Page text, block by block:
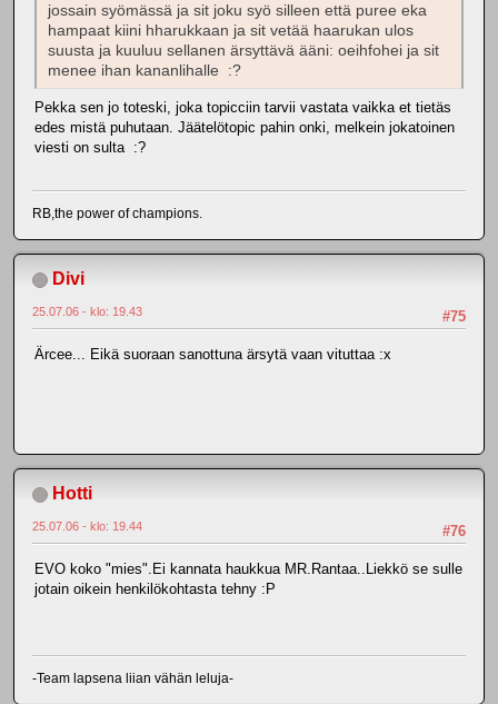
jossain syömässä ja sit joku syö silleen että puree eka
hampaat kiini hharukkaan ja sit vetää haarukan ulos
suusta ja kuuluu sellanen ärsyttävä ääni: oeihfohei ja sit
menee ihan kananlihalle :?
Pekka sen jo toteski, joka topicciin tarvii vastata vaikka et tietäs
edes mistä puhutaan. Jäätelötopic pahin onki, melkein jokatoinen
viesti on sulta :?
RB,the power of champions.
Divi
#75
25.07.06 - klo: 19.43
Ärcee... Eikä suoraan sanottuna ärsytä vaan vituttaa :x
Hotti
#76
25.07.06 - klo: 19.44
EVO koko "mies".Ei kannata haukkua MR.Rantaa..Liekkö se sulle
jotain oikein henkilökohtasta tehny :P
-Team lapsena liian vähän leluja-